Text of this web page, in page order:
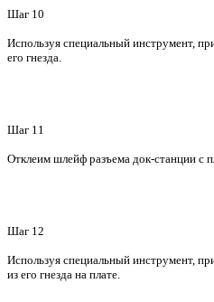
Шаг 10
Используя специальный инструмент,
его гнезда.
Шаг 11
Отклеим шлейф разъема док-станции с
Шаг 12
Используя специальный инструмент,
из его гнезда на плате.